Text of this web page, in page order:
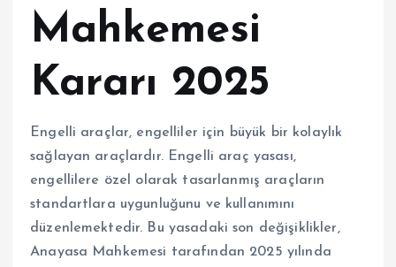
Mahkemesi
Kararı 2025
Engelli araçlar, engelliler için büyük bir kolaylık
sağlayan araçlardır. Engelli araç yasası,
engellilere özel olarak tasarlanmış araçların
standartlara uygunluğunu ve kullanımını
düzenlemektedir. Bu yasadaki son değişiklikler,
Anayasa Mahkemesi tarafından 2025 yılında